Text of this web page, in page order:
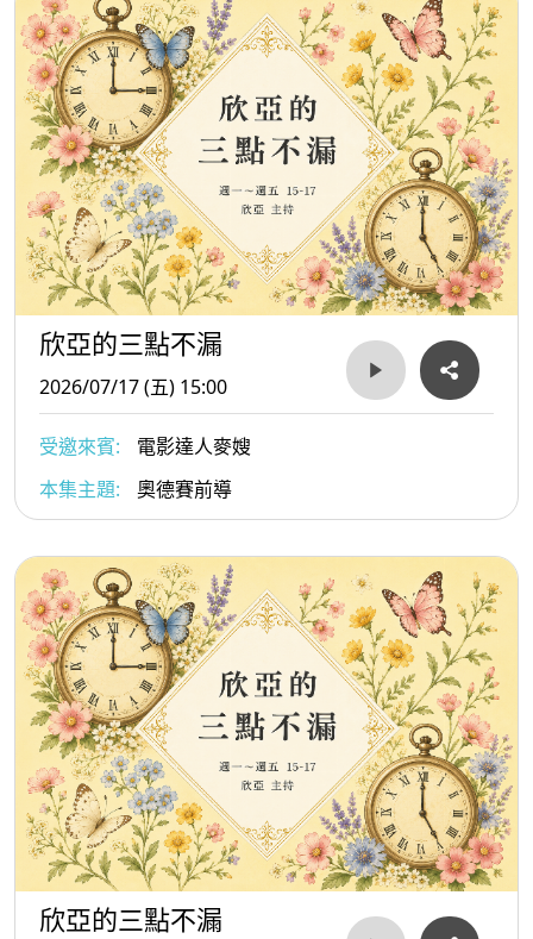
欣亞的三點不漏
2026/07/17 (五) 15:00
受邀來賓:
電影達人麥嫂
本集主題:
奧德賽前導
欣亞的三點不漏